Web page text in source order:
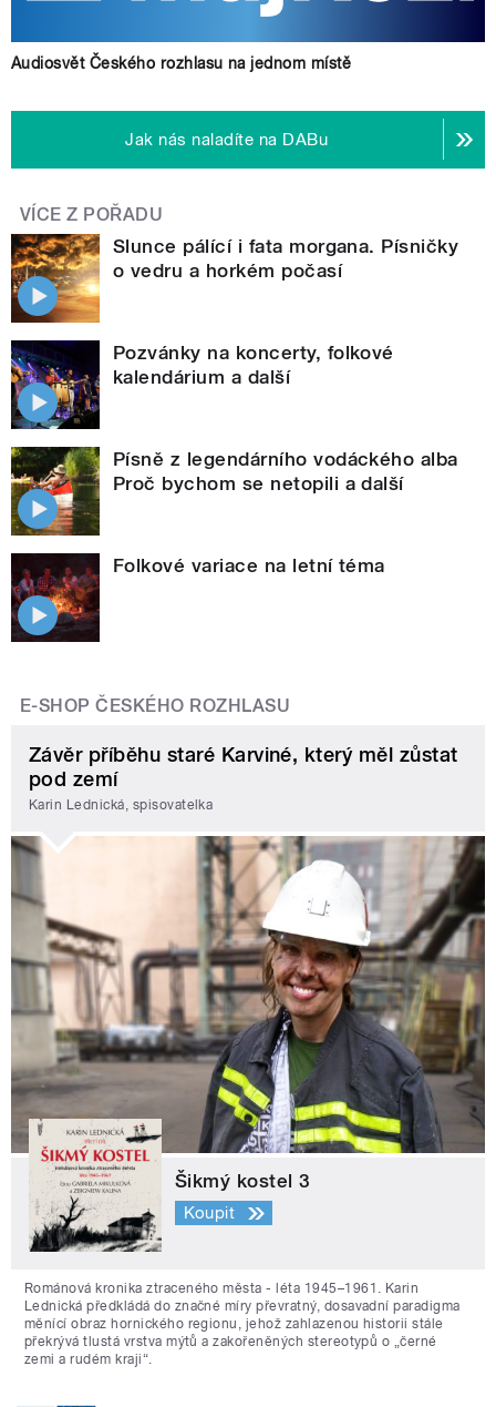
Audiosvět Českého rozhlasu na jednom místě
Jak nás naladíte na DABu
VÍCE Z POŘADU
Slunce pálící i fata morgana. Písničky
o vedru a horkém počasí
Pozvánky na koncerty, folkové
kalendárium a další
Písně z legendárního vodáckého alba
Proč bychom se netopili a další
Folkové variace na letní téma
E-SHOP ČESKÉHO ROZHLASU
Závěr příběhu staré Karviné, který měl zůstat
pod zemí
Karin Lednická, spisovatelka
Šikmý kostel 3
Koupit
Románová kronika ztraceného města - léta 1945–1961. Karin
Lednická předkládá do značné míry převratný, dosavadní paradigma
měnící obraz hornického regionu, jehož zahlazenou historii stále
překrývá tlustá vrstva mýtů a zakořeněných stereotypů o „černé
zemi a rudém kraji“.